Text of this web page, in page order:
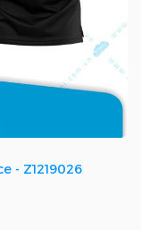
- Z1219026